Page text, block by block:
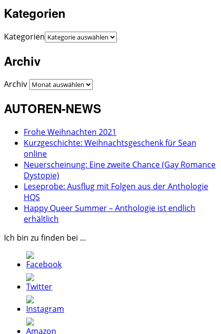
Kategorien
Kategorien
Archiv
Archiv
AUTOREN-NEWS
Frohe Weihnachten 2021
Kurzgeschichte: Weihnachtsgeschenk für Sean
online
Neuerscheinung: Eine zweite Chance (Gay Romance
Dystopie)
Leseprobe: Ausflug mit Folgen aus der Anthologie
HQS
Happy Queer Summer – Anthologie ist endlich
erhältlich
Ich bin zu finden bei ...